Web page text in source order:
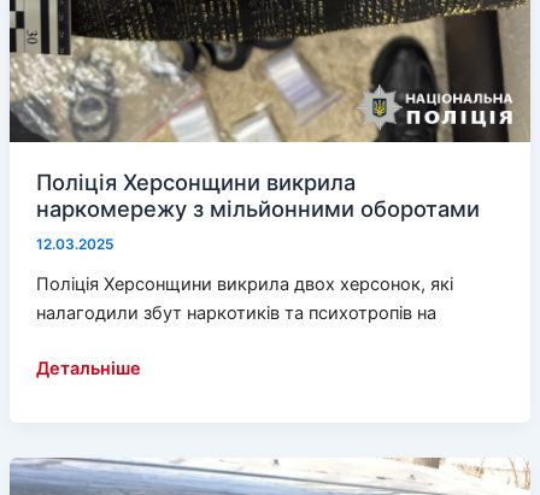
Поліція Херсонщини викрила
наркомережу з мільйонними оборотами
12.03.2025
Поліція Херсонщини викрила двох херсонок, які
налагодили збут наркотиків та психотропів на
Поліція
наркомережу
з
Детальніше